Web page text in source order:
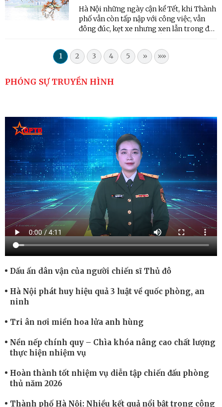
Hà Nội những ngày cận kề Tết, khi Thành
phố vẫn còn tấp nập với công việc, vẫn
đông đúc, kẹt xe nhưng xen lẫn trong đó
thắm từng góc phố-Thì ra mùa Xuân đã
vội chen chân nơi nhịp sống đô thị ồn ào.
1 2 3 4 5 » »»
PHÓNG SỰ TRUYỀN HÌNH
Dấu ấn dân vận của người chiến sĩ Thủ đô
Hà Nội phát huy hiệu quả 3 luật về quốc phòng, an
ninh
Tri ân nơi miền hoa lửa anh hùng
Nền nếp chính quy – Chìa khóa nâng cao chất lượng
thực hiện nhiệm vụ
Hoàn thành tốt nhiệm vụ diễn tập chiến đấu phòng
thủ năm 2026
Thành phố Hà Nội: Nhiều kết quả nổi bật trong công